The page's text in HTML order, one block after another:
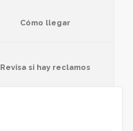
Cómo llegar
Revisa si hay reclamos